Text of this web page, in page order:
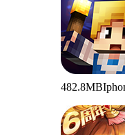
482.8MB